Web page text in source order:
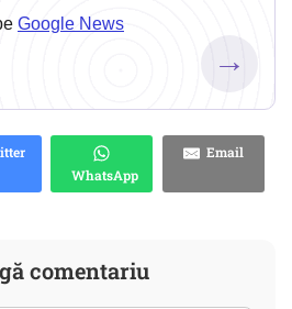
Google News
→
WhatsApp
Email
comentariu